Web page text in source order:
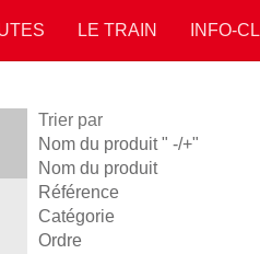
LE TRAIN INFO-
Trier par
Nom du produit " -/+"
Nom du produit
Référence
Catégorie
Ordre